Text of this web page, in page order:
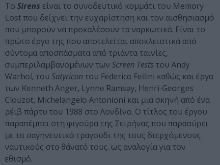
Το Sirens είναι το συνοδευτικό κομμάτι του Memory
Lost που δείχνει την ευχαρίστηση και τον αισθησιασμό
που μπορούν να προκαλέσουν τα ναρκωτικά. Είναι το
πρώτο έργο της που αποτελείται αποκλειστικά από
σύντομα αποσπάσματα από τριάντα ταινίες,
συμπεριλαμβανομένων των Screen Tests του Andy
Warhol, του Satyricon του Federico Fellini καθώς και έργα
των Kenneth Anger, Lynne Ramsay, Henri-Georges
Clouzot, Michelangelo Antonioni και μια σκηνή από ένα
ρέιβ πάρτυ του 1988 στο Λονδίνο. Ο τίτλος του έργου
παραπέμπει στη φιγούρα της Σειρήνας που παρασύρει
με το σαγηνευτικό τραγούδι της τους διερχόμενους
ναυτικούς στο θάνατό τους. ως αναλογία για τον
εθισμό.